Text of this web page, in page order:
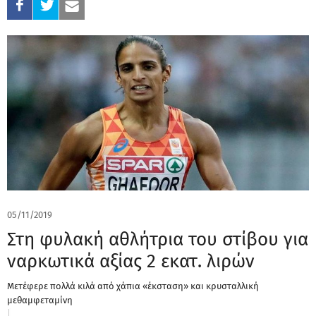
05/11/2019
Στη φυλακή αθλήτρια του στίβου για
ναρκωτικά αξίας 2 εκατ. λιρών
Μετέφερε πολλά κιλά από χάπια «έκσταση» και κρυσταλλική
μεθαμφεταμίνη